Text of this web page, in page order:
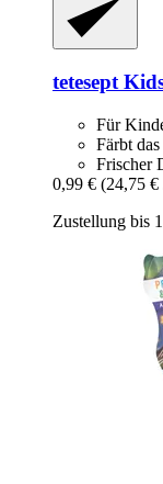
tetesept
Für
Färbt
Frischer
0,99 € (24,75 €
Zustellung bis